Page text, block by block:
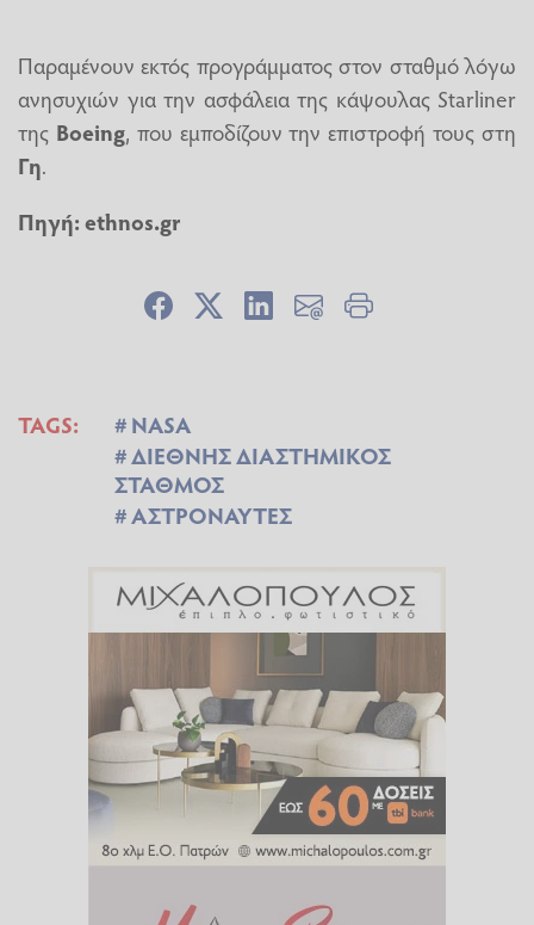
Παραμένουν εκτός προγράμματος στον σταθμό λόγω
ανησυχιών για την ασφάλεια της κάψουλας Starliner
της Boeing, που εμποδίζουν την επιστροφή τους στη
Γη.
Πηγή: ethnos.gr
TAGS:
NASA
ΔΙΕΘΝΗΣ ΔΙΑΣΤΗΜΙΚΟΣ
ΣΤΑΘΜΟΣ
ΑΣΤΡΟΝΑΥΤΕΣ